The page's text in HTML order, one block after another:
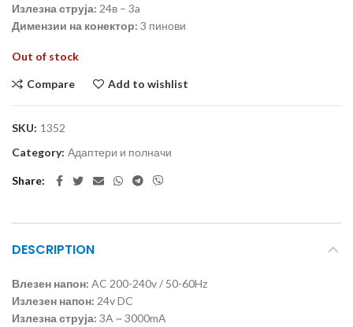
Излезна струја: 24в – 3a
Димензии на конектор: 3 пинови
Out of stock
Compare Add to wishlist
SKU: 1352
Category: Адаптери и полначи
Share
DESCRIPTION
Влезен напон: AC 200-240v / 50-60Hz
Излезен напон: 24v DC
Излезна струја: 3A ~ 3000mА